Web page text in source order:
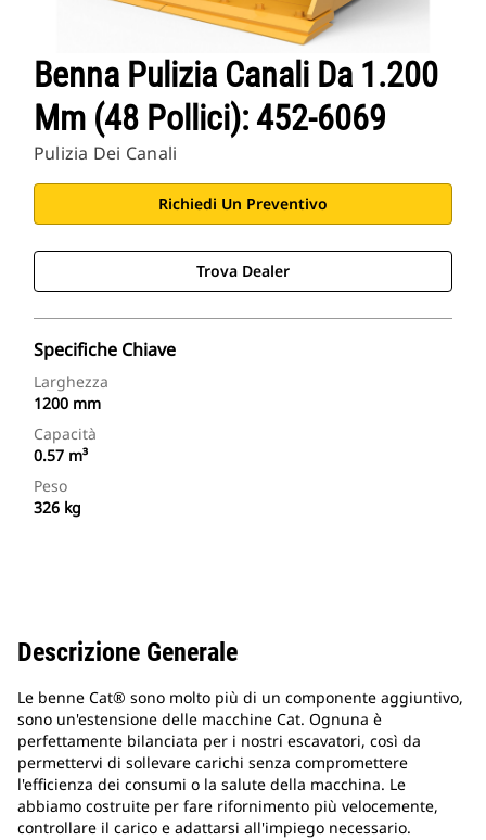
Benna Pulizia Canali Da 1.200
Mm (48 Pollici): 452-6069
Pulizia Dei Canali
Richiedi Un Preventivo
Trova Dealer
Specifiche Chiave
Larghezza
1200 mm
Capacità
0.57 m³
Peso
326 kg
Descrizione Generale
Le benne Cat® sono molto più di un componente aggiuntivo,
sono un'estensione delle macchine Cat. Ognuna è
perfettamente bilanciata per i nostri escavatori, così da
permettervi di sollevare carichi senza compromettere
l'efficienza dei consumi o la salute della macchina. Le
abbiamo costruite per fare rifornimento più velocemente,
controllare il carico e adattarsi all'impiego necessario.